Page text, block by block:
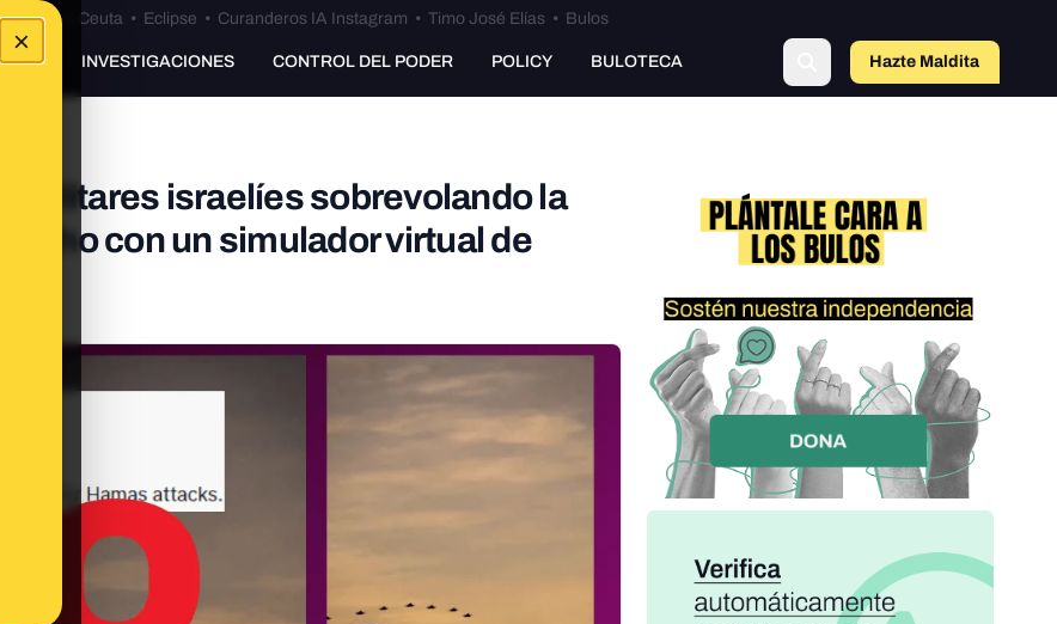
×
•Bulos Ceuta • Eclipse • Curanderos IA Instagram • Timo José Elías • Bulos
INVESTIGACIONES CONTROL DEL PODER POLICY BULOTECA Hazte Maldito
militares israelíes sobrevolando la
con un simulador virtual de